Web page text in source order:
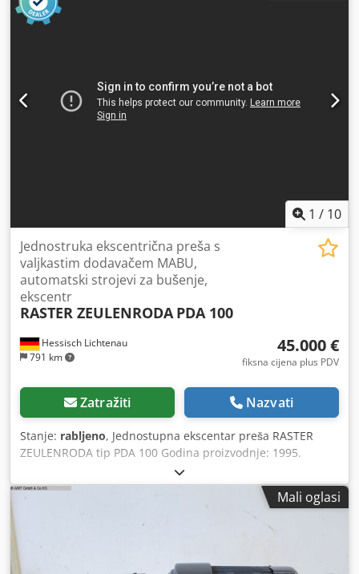
1 / 10
Hessisch Lichtenau
791 km
Jednostruka ekscentrična preša s
valjkastim dodavačem MABU,
automatski strojevi za bušenje,
ekscentr
RASTER ZEULENRODA PDA 100
45.000 €
fiksna cijena plus PDV
Zatražiti Nazvati
Stanje: rabljeno, Jednostupna ekscentar preša RASTER
ZEULENRODA tip PDA 100 Godina proizvodnje: 1995.
Pritisna sila: 100 t Izmak: cca 360 mm Crodex U Eiaspfx Ag
Ujf Dimenzije stola: 1200 x 710 mm Površina klipa: 900 x
500 mm Otvor stola: 400 x 120 mm Podešavanje hoda: 6 do
82 mm Podešavanje klipa: 100 mm Ugradbena visina,
hodova: 50 – 200 hod./min Snaga glavnog pogona: 18,5 kW
Mali oglasi